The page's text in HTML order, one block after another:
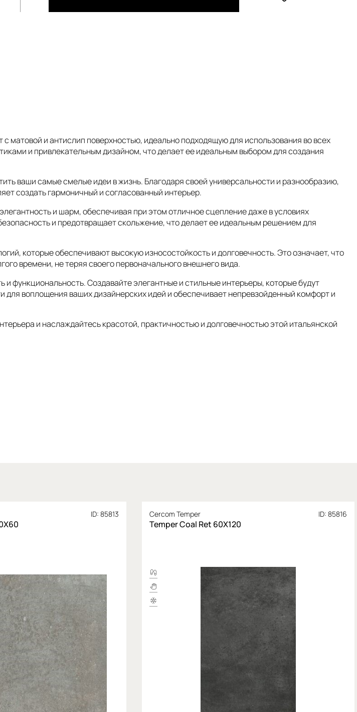
матовой и антислип поверхностью, идеально подходящую для использования во всех
и привлекательным дизайном, что делает ее идеальным выбором для создания
ваши самые смелые идеи в жизнь. Благодаря своей универсальности и разнообразию,
создать гармоничный и согласованный интерьер.
и шарм, обеспечивая при этом отличное сцепление даже в условиях
и предотвращает скольжение, что делает ее идеальным решением для
которые обеспечивают высокую износостойкость и долговечность. Это означает, что
времени, не теряя своего первоначального внешнего вида.
функциональность. Создавайте элегантные и стильные интерьеры, которые будут
воплощения ваших дизайнерских идей и обеспечивает непревзойденный комфорт и
и наслаждайтесь красотой, практичностью и долговечностью этой итальянской
ID: 85813 Cercom Temper ID: 85816
Temper Coal Ret 60X120